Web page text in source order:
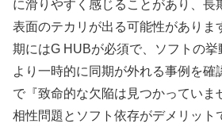
に滑りやすく感じることがあり、長
表面のテカリが出る可能性がありま
期にはG HUBが必須で、ソフトの挙
より一時的に同期が外れる事例を確
で『致命的な欠陥は見つかっていま
相性問題とソフト依存がデメリット